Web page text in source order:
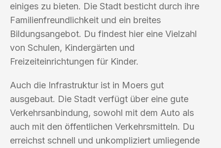
einiges zu bieten. Die Stadt besticht durch ihre
Familienfreundlichkeit und ein breites
Bildungsangebot. Du findest hier eine Vielzahl
von Schulen, Kindergärten und
Freizeiteinrichtungen für Kinder.
Auch die Infrastruktur ist in Moers gut
ausgebaut. Die Stadt verfügt über eine gute
Verkehrsanbindung, sowohl mit dem Auto als
auch mit den öffentlichen Verkehrsmitteln. Du
erreichst schnell und unkompliziert umliegende